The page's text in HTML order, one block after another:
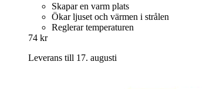
Skapar en varm plats
Ökar ljuset och värmen i strålen
Reglerar temperaturen
74 kr
Leverans till 17. augusti